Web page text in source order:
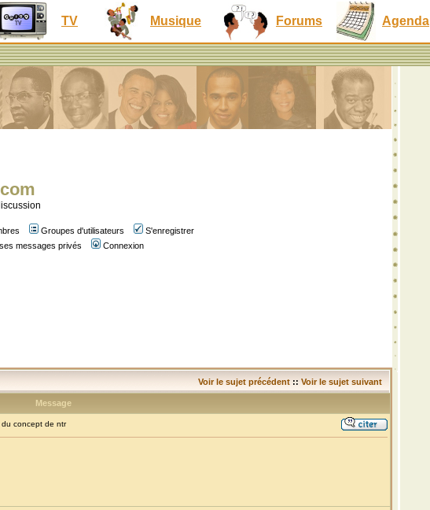
TV Musique Forums Agenda
Groupes d'utilisateurs
S'enregistrer
messages privés Connexion
Voir le sujet précédent :: Voir le sujet suivant
Message
concept de ntr